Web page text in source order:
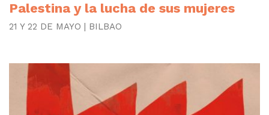
Palestina y la lucha de sus mujeres
21 Y 22 DE MAYO | BILBAO